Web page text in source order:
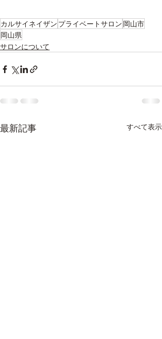
カルサイネイザン プライベートサロン 岡山市
岡山県
サロンについて
最新記事 すべて表示